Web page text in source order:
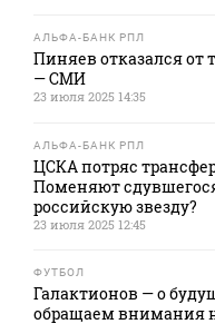
АЛЬФА-БАНК РПЛ
Пиняев отказался от
— СМИ
23 июля 2025 14:35
АЛЬФА-БАНК РПЛ
ЦСКА потряс
Поменяют
российскую звезду?
23 июля 2025 12:45
ФУТБОЛ
Галактионов — о
обращаем внимания